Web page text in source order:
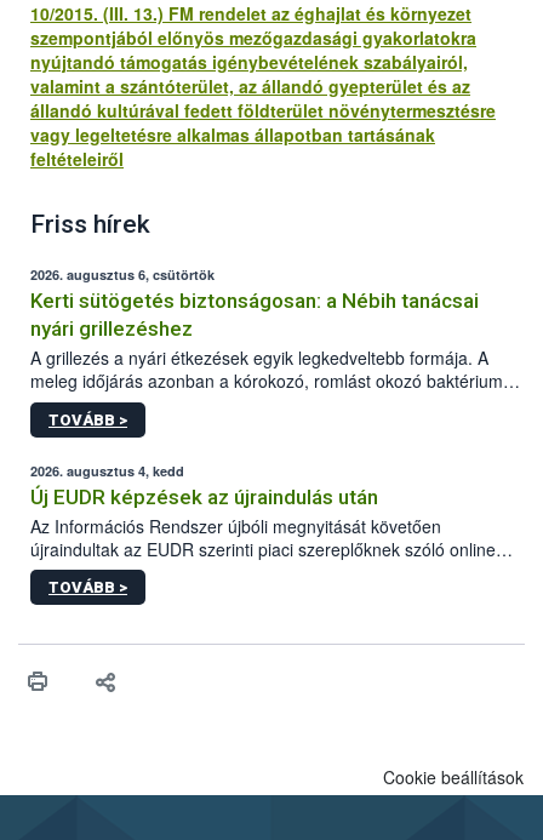
10/2015. (III. 13.) FM rendelet az éghajlat és környezet
szempontjából előnyös mezőgazdasági gyakorlatokra
nyújtandó támogatás igénybevételének szabályairól,
valamint a szántóterület, az állandó gyepterület és az
állandó kultúrával fedett földterület növénytermesztésre
vagy legeltetésre alkalmas állapotban tartásának
feltételeiről
Friss hírek
2026. augusztus 6, csütörtök
Kerti sütögetés biztonságosan: a Nébih tanácsai
nyári grillezéshez
A grillezés a nyári étkezések egyik legkedveltebb formája. A
meleg időjárás azonban a kórokozó, romlást okozó baktériumok
gyorsabb szaporodásának is kedvez. A szabadtéri sütögetés
ezért nem csupán a megfelelő sütési technikáról szól: legalább
higiéniai szabályok betartása, a megfelelő hőkezelés, valamint a
maradékok szakszerű tárolása. A Nemzeti Élelmiszerlánc-
biztonsági Hivatal (Nébih) Oktatási Programja összegyűjtötte a
biztonságos grillezés legfontosabb tudnivalóit.
TOVÁBB >
2026. augusztus 4, kedd
Új EUDR képzések az újraindulás után
Az Információs Rendszer újbóli megnyitását követően
újraindultak az EUDR szerinti piaci szereplőknek szóló online
képzések.
TOVÁBB >
Cookie beállítások